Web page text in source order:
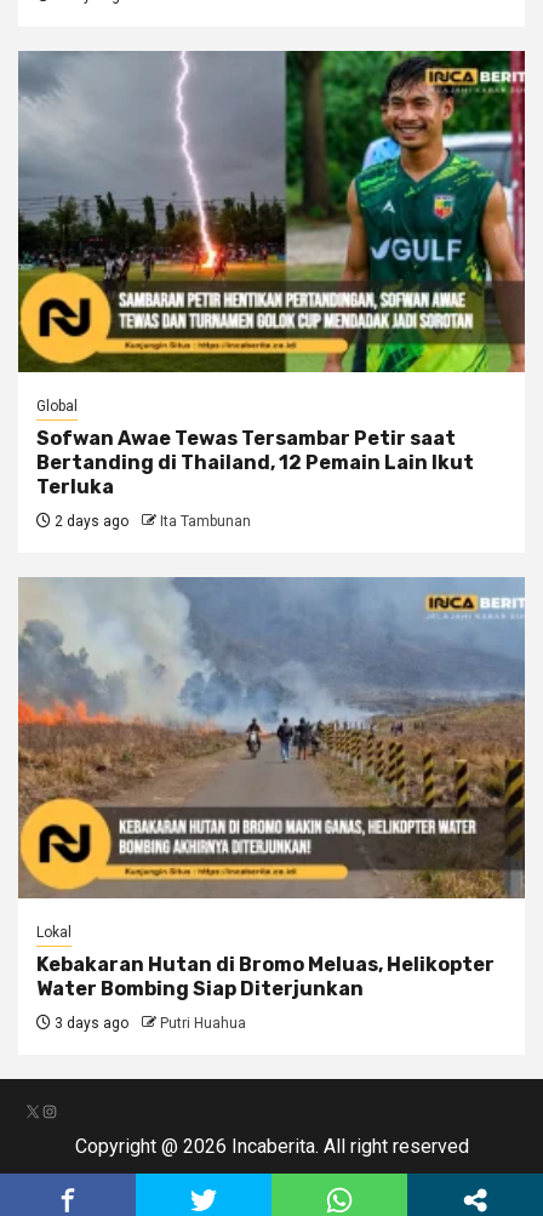
Global
Sofwan Awae Tewas Tersambar Petir saat
Bertanding di Thailand, 12 Pemain Lain Ikut
Terluka
2 days ago Ita Tambunan
Lokal
Kebakaran Hutan di Bromo Meluas, Helikopter
Water Bombing Siap Diterjunkan
3 days ago Putri Huahua
X Instagram
Copyright @ 2026 Incaberita. All right reserved